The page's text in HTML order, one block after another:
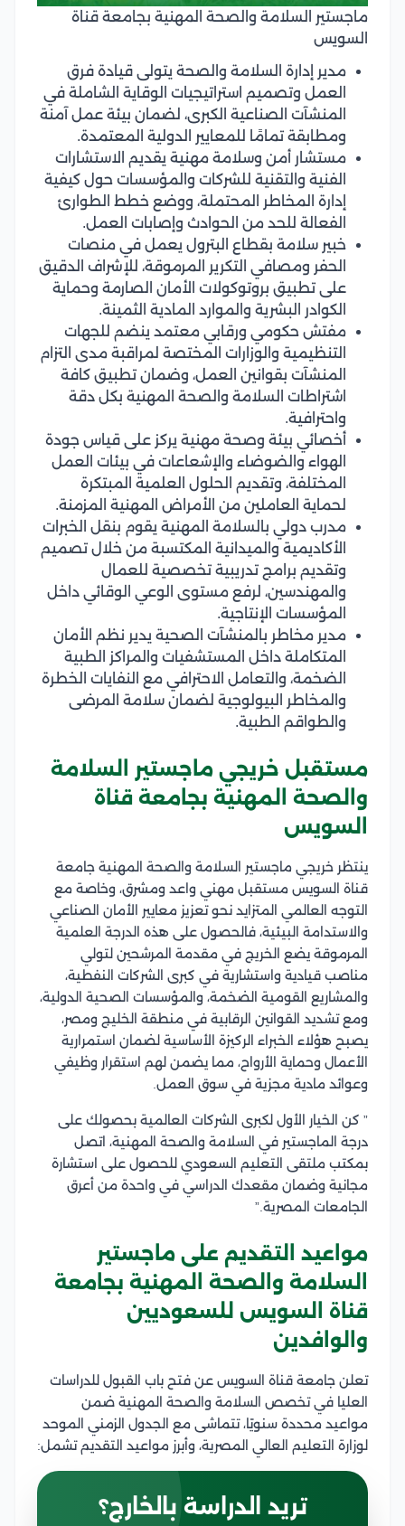
ماجستير السلامة والصحة المهنية بجامعة قناة
السويس
مدير إدارة السلامة والصحة يتولى قيادة فرق
العمل وتصميم استراتيجيات الوقاية الشاملة في
المنشآت الصناعية الكبرى، لضمان بيئة عمل آمنة
ومطابقة تمامًا للمعايير الدولية المعتمدة.
مستشار أمن وسلامة مهنية يقديم الاستشارات
الفنية والتقنية للشركات والمؤسسات حول كيفية
إدارة المخاطر المحتملة، ووضع خطط الطوارئ
الفعالة للحد من الحوادث وإصابات العمل.
خبير سلامة بقطاع البترول يعمل في منصات
الحفر ومصافي التكرير المرموقة، للإشراف الدقيق
على تطبيق بروتوكولات الأمان الصارمة وحماية
الكوادر البشرية والموارد المادية الثمينة.
مفتش حكومي ورقابي معتمد ينضم للجهات
التنظيمية والوزارات المختصة لمراقبة مدى التزام
المنشآت بقوانين العمل، وضمان تطبيق كافة
اشتراطات السلامة والصحة المهنية بكل دقة
واحترافية.
أخصائي بيئة وصحة مهنية يركز على قياس جودة
الهواء والضوضاء والإشعاعات في بيئات العمل
المختلفة، وتقديم الحلول العلمية المبتكرة
لحماية العاملين من الأمراض المهنية المزمنة.
مدرب دولي بالسلامة المهنية يقوم بنقل الخبرات
الأكاديمية والميدانية المكتسبة من خلال تصميم
وتقديم برامج تدريبية تخصصية للعمال
والمهندسين، لرفع مستوى الوعي الوقائي داخل
المؤسسات الإنتاجية.
مدير مخاطر بالمنشآت الصحية يدير نظم الأمان
المتكاملة داخل المستشفيات والمراكز الطبية
الضخمة، والتعامل الاحترافي مع النفايات الخطرة
والمخاطر البيولوجية لضمان سلامة المرضى
والطواقم الطبية.
مستقبل خريجي ماجستير السلامة
والصحة المهنية بجامعة قناة
السويس
ينتظر خريجي ماجستير السلامة والصحة المهنية جامعة
قناة السويس مستقبل مهني واعد ومشرق، وخاصة مع
التوجه العالمي المتزايد نحو تعزيز معايير الأمان الصناعي
والاستدامة البيئية، فالحصول على هذه الدرجة العلمية
المرموقة يضع الخريج في مقدمة المرشحين لتولي
مناصب قيادية واستشارية في كبرى الشركات النفطية،
والمشاريع القومية الضخمة، والمؤسسات الصحية الدولية،
ومع تشديد القوانين الرقابية في منطقة الخليج ومصر،
يصبح هؤلاء الخبراء الركيزة الأساسية لضمان استمرارية
الأعمال وحماية الأرواح، مما يضمن لهم استقرار وظيفي
وعوائد مادية مجزية في سوق العمل.
” كن الخيار الأول لكبرى الشركات العالمية بحصولك على
درجة الماجستير في السلامة والصحة المهنية، اتصل
بمكتب ملتقى التعليم السعودي للحصول على استشارة
مجانية وضمان مقعدك الدراسي في واحدة من أعرق
الجامعات المصرية.”
مواعيد التقديم على ماجستير
السلامة والصحة المهنية بجامعة
قناة السويس للسعوديين
والوافدين
تعلن جامعة قناة السويس عن فتح باب القبول للدراسات
العليا في تخصص السلامة والصحة المهنية ضمن
مواعيد محددة سنويًا، تتماشى مع الجدول الزمني الموحد
لوزارة التعليم العالي المصرية، وأبرز مواعيد التقديم تشمل:
تريد الدراسة بالخارج؟